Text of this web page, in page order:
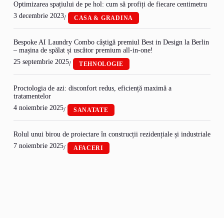
Optimizarea spațiului de pe hol: cum să profiți de fiecare centimetru
3 decembrie 2023/ CASA & GRADINA
Bespoke AI Laundry Combo câștigă premiul Best in Design la Berlin
– mașina de spălat și uscător premium all-in-one!
25 septembrie 2025/ TEHNOLOGIE
Proctologia de azi: disconfort redus, eficiență maximă a
tratamentelor
4 noiembrie 2025/ SANATATE
Rolul unui birou de proiectare în construcții rezidențiale și industriale
7 noiembrie 2025/ AFACERI